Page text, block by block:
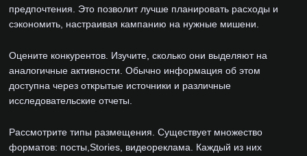
предпочтения. Это позволит лучше планировать расходы и
сэкономить, настраивая кампанию на нужные мишени.
Оцените конкурентов. Изучите, сколько они выделяют на
аналогичные активности. Обычно информация об этом
доступна через открытые источники и различные
исследовательские отчеты.
Рассмотрите типы размещения. Существует множество
форматов: посты,Stories, видеореклама. Каждый из них